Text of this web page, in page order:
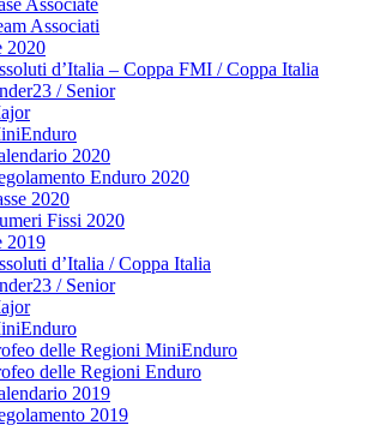
Associati
2020
d’Italia – Coppa FMI / Coppa Italia
/ Senior
2020
Enduro 2020
2020
Fissi 2020
2019
d’Italia / Coppa Italia
/ Senior
delle Regioni MiniEnduro
delle Regioni Enduro
2019
2019